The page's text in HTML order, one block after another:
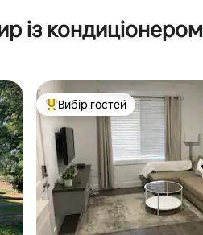
із кондиціонером
Топ вибір гостей
Вибір гостей